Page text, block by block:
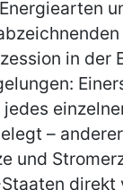
in der
–
und
direkt